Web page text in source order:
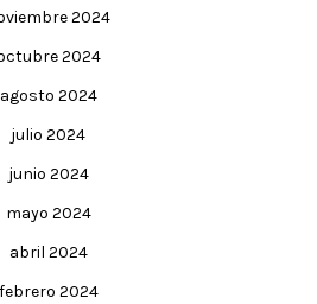
2024
2024
agosto 2024
julio 2024
junio 2024
mayo 2024
abril 2024
febrero 2024